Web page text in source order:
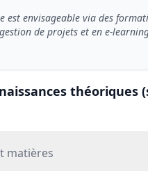
est envisageable via des
de projets et en e-
matières